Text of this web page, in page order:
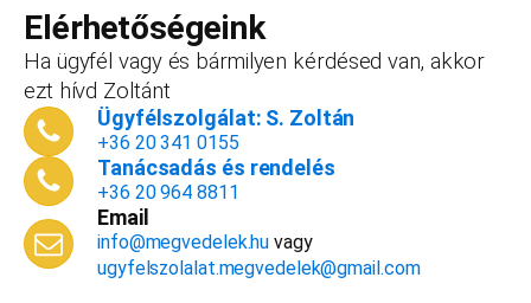
vállalkozást, ezt az összeget le tudjuk vonni a
dokumentációk, engedélyek árából így végül
is, ha nyitsz valamit, a konzultáció díjmentes.
Telefonszám
Email cím*
Elérhetőségeink
Ha ügyfél vagy és bármilyen kérdésed van, akkor
ezt hívd Zoltánt
Ügyfélszolgálat: S. Zoltán
+36 20 341 0155
Tanácsadás és rendelés
+36 20 964 8811
Email
info@megvedelek.hu vagy
ugyfelszolalat.megvedelek@gmail.com